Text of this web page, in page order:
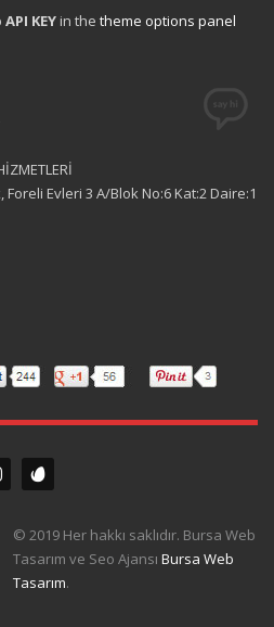
KEY in the theme options panel
Evleri 3 A/Blok No:6 Kat:2 Daire:1
© 2019 Her hakkı saklıdır. Bursa Web
Tasarım ve Seo Ajansı Bursa Web
Tasarım.